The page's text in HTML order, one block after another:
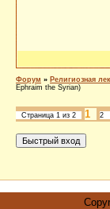
Форум » Религиозная
Ephraim the Syrian)
Страница 1 из 2 1 2